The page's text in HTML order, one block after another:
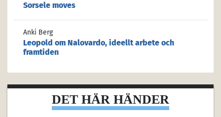
Sorsele moves
Anki Berg
Leopold om Nalovardo, ideellt arbete och
framtiden
DET HÄR HÄNDER